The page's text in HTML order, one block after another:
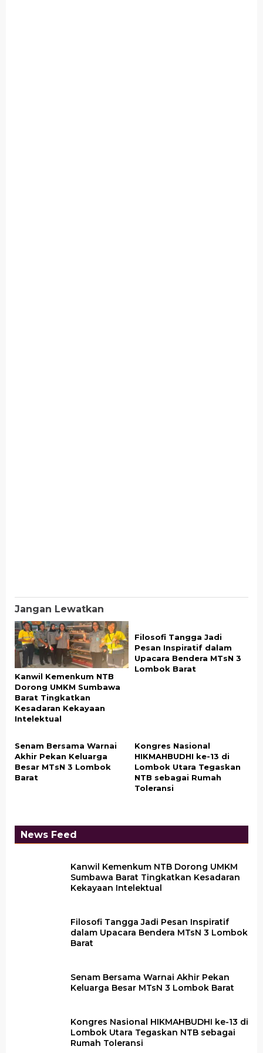
Jangan Lewatkan
Kanwil Kemenkum NTB
Dorong UMKM Sumbawa
Barat Tingkatkan
Kesadaran Kekayaan
Intelektual
Filosofi Tangga Jadi
Pesan Inspiratif dalam
Upacara Bendera MTsN 3
Lombok Barat
Senam Bersama Warnai
Akhir Pekan Keluarga
Besar MTsN 3 Lombok
Barat
Kongres Nasional
HIKMAHBUDHI ke-13 di
Lombok Utara Tegaskan
NTB sebagai Rumah
Toleransi
News Feed
Kanwil Kemenkum NTB Dorong UMKM
Sumbawa Barat Tingkatkan Kesadaran
Kekayaan Intelektual
Filosofi Tangga Jadi Pesan Inspiratif
dalam Upacara Bendera MTsN 3 Lombok
Barat
Senam Bersama Warnai Akhir Pekan
Keluarga Besar MTsN 3 Lombok Barat
Kongres Nasional HIKMAHBUDHI ke-13 di
Lombok Utara Tegaskan NTB sebagai
Rumah Toleransi